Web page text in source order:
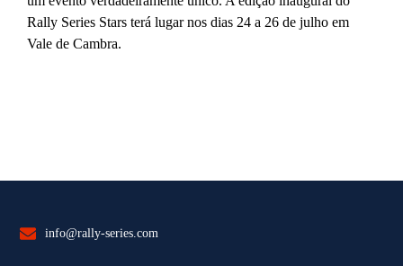
Rally Series Stars terá lugar nos dias 24 a 26 de julho em
Vale de Cambra.
info@rally-series.com